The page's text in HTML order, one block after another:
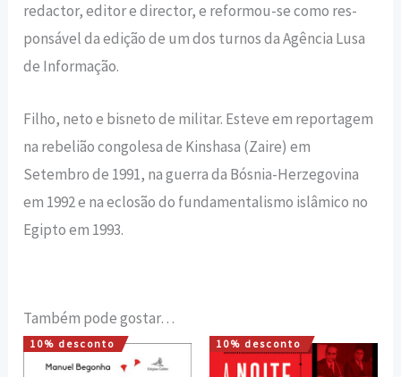
redactor, editor e director, e reformou-se como res­
ponsável da edição de um dos turnos da Agência Lusa
de Informação.
Filho, neto e bisneto de militar. Esteve em reportagem
na rebelião congolesa de Kinshasa (Zaire) em
Setembro de 1991, na guerra da Bósnia-Herzegovina
em 1992 e na eclosão do fundamentalismo islâmico no
Egipto em 1993.
Também pode gostar…
10% desconto
O
preço
O
preço
10% desconto
O
preço
O
preço